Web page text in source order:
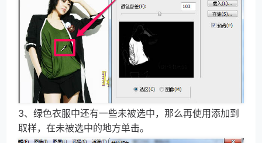
3、绿色衣服中还有一些未被选中，那么再使用添加到
取样，在未被选中的地方单击。